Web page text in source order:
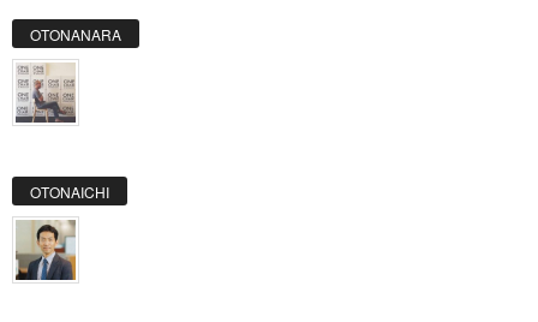
OTONANARA
OTONAICHI